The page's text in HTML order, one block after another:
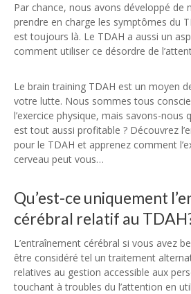
Par chance, nous avons développé de
prendre en charge les symptômes du
est toujours là. Le TDAH a aussi un
comment utiliser ce désordre de
Le brain training TDAH est un moyen
votre lutte. Nous sommes tous
l’exercice physique, mais savons-nous
est tout aussi profitable ? Découvrez
pour le TDAH et apprenez comment
cerveau peut vous…
Qu’est-ce uniquement
cérébral relatif au
L’entraînement cérébral si vous avez
être considéré tel un traitement
relatives au gestion accessible aux
touchant à troubles du l’attention en